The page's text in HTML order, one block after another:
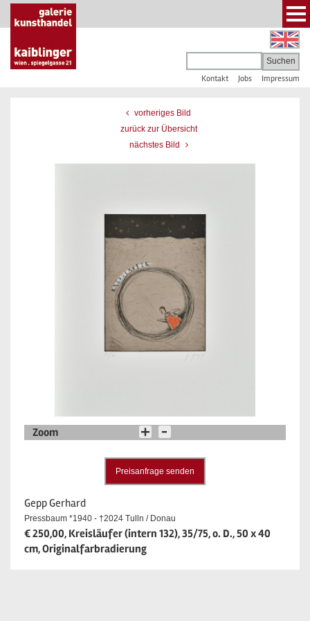
Kontakt Jobs Impressum
vorheriges Bild
zurück zur Übersicht
nächstes Bild
Zoom
Preisanfrage senden
Gepp Gerhard
Pressbaum *1940 - †2024 Tulln / Donau
€ 250,00, Kreisläufer (intern 132), 35/75, o. D., 50 x 40
cm, Originalfarbradierung